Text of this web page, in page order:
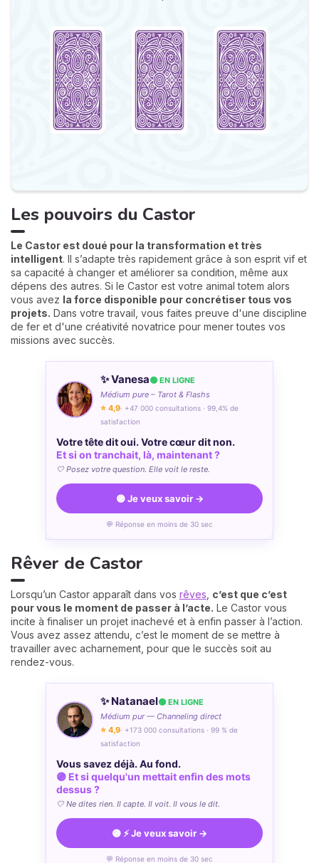
Les pouvoirs du Castor
Le Castor est doué pour la transformation et très
intelligent. Il s’adapte très rapidement grâce à son esprit vif et
sa capacité à changer et améliorer sa condition, même aux
dépens des autres. Si le Castor est votre animal totem alors
vous avez la force disponible pour concrétiser tous vos
projets. Dans votre travail, vous faites preuve d'une discipline
de fer et d'une créativité novatrice pour mener toutes vos
missions avec succès.
✨ Vanesa🟢 EN LIGNE
Médium pure – Tarot & Flashs
⭐ 4,9· +47 000 consultations · 99,4% de
satisfaction
Votre tête dit oui. Votre cœur dit non.
Et si on tranchait, là, maintenant ?
🤍 Posez votre question. Elle voit le reste.
🟣 Je veux savoir →
💬 Réponse en moins de 30 sec
Rêver de Castor
Lorsqu’un Castor apparaît dans vos rêves c’est que c’est
pour vous le moment de passer à l’acte. Le Castor vous
incite à finaliser un projet inachevé et à enfin passer à l’action.
Vous avez assez attendu, c’est le moment de se mettre à
travailler avec acharnement, pour que le succès soit au
rendez-vous.
✨ Natanael🟢 EN LIGNE
Médium pur — Channeling direct
⭐ 4,9· +173 000 consultations · 99 % de
satisfaction
Vous savez déjà. Au fond.
🟣 Et si quelqu'un mettait enfin des mots
dessus ?
🤍 Ne dites rien. Il capte. Il voit. Il vous le dit.
🟣 ⚡ Je veux savoir →
💬 Réponse en moins de 30 sec